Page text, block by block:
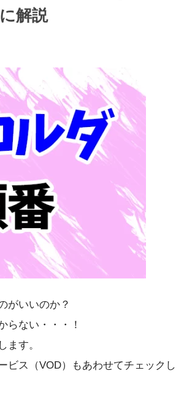
解説
がいいのか？
らない・・・！
ます。
ビス（VOD）もあわせてチェックし